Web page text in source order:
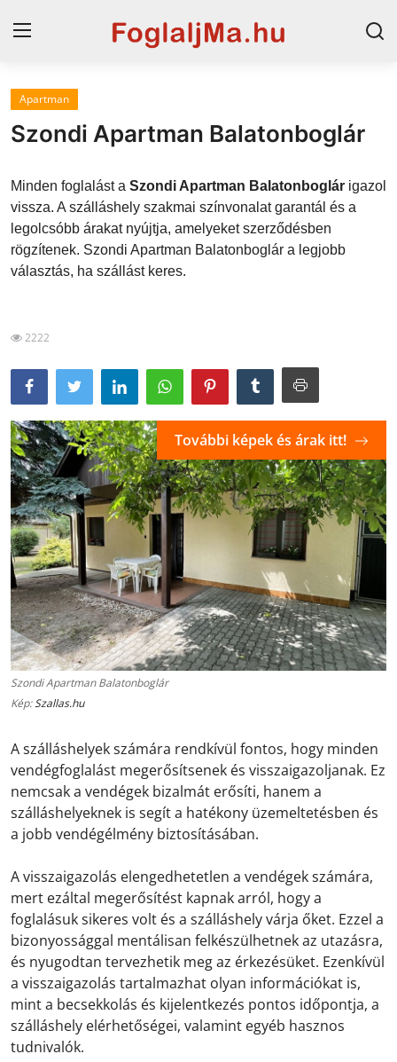
Magyarország
Horvát tengerpart
Szállások a Balatonon
Horvátország
Blog
Apartman
Szondi Apartman Balatonboglár
Minden foglalást a Szondi Apartman Balatonboglár igazol
vissza. A szálláshely szakmai színvonalat garantál és a
legolcsóbb árakat nyújtja, amelyeket szerződésben
rögzítenek. Szondi Apartman Balatonboglár a legjobb
választás, ha szállást keres.
2222
Szondi Apartman Balatonboglár
Kép:Szallas.hu
További képek és árak itt!
A szálláshelyek számára rendkívül fontos, hogy minden
vendégfoglalást megerősítsenek és visszaigazoljanak. Ez
nemcsak a vendégek bizalmát erősíti, hanem a
szálláshelyeknek is segít a hatékony üzemeltetésben és
a jobb vendégélmény biztosításában.
A visszaigazolás elengedhetetlen a vendégek számára,
mert ezáltal megerősítést kapnak arról, hogy a
foglalásuk sikeres volt és a szálláshely várja őket. Ezzel a
bizonyossággal mentálisan felkészülhetnek az utazásra,
és nyugodtan tervezhetik meg az érkezésüket. Ezenkívül
a visszaigazolás tartalmazhat olyan információkat is,
mint a becsekkolás és kijelentkezés pontos időpontja, a
szálláshely elérhetőségei, valamint egyéb hasznos
tudnivalók.